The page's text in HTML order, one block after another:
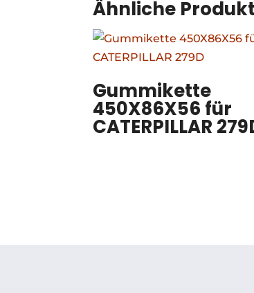
Ähnliche
Gummikette
450X86X56 für
CATERPILLAR